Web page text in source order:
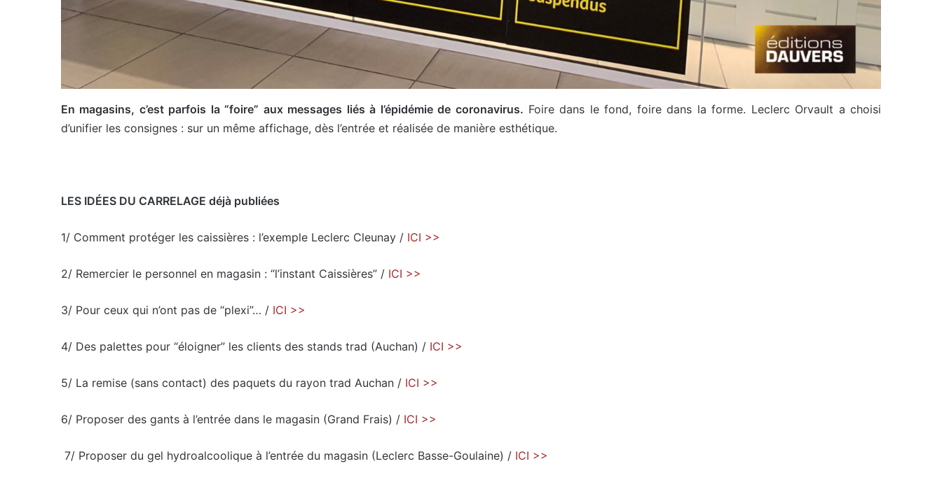
En magasins, c’est parfois la “foire” aux messages liés à l’épidémie de coronavirus. Foire dans le fond, foire dans la forme. Leclerc Orvault a choisi
d’unifier les consignes : sur un même affichage, dès l’entrée et réalisée de manière esthétique.
LES IDÉES DU CARRELAGE déjà publiées
1/ Comment protéger les caissières : l’exemple Leclerc Cleunay / ICI >>
2/ Remercier le personnel en magasin : “l’instant Caissières” / ICI >>
3/ Pour ceux qui n’ont pas de “plexi”… / ICI >>
4/ Des palettes pour “éloigner” les clients des stands trad (Auchan) / ICI >>
5/ La remise (sans contact) des paquets du rayon trad Auchan / ICI >>
6/ Proposer des gants à l’entrée dans le magasin (Grand Frais) / ICI >>
7/ Proposer du gel hydroalcoolique à l’entrée du magasin (Leclerc Basse-Goulaine) / ICI >>